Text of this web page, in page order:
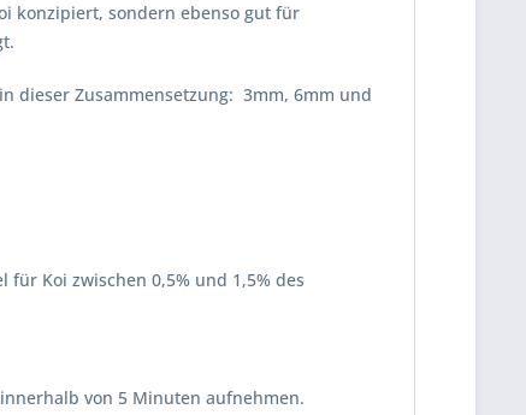
konzipiert, sondern ebenso gut für
dieser Zusammensetzung: 3mm, 6mm und
Koi zwischen 0,5% und 1,5% des
von 5 Minuten aufnehmen.